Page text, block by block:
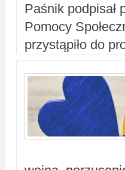
Paśnik podpisał
Pomocy
przystąpiło do